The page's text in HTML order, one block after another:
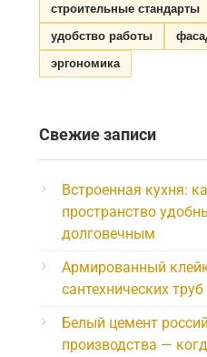
строительные стандарты
удобство работы
эргономика
Свежие записи
Встроенная кухня:
пространство
долговечным
Армированный
сантехнических труб
Белый цемент
производства —